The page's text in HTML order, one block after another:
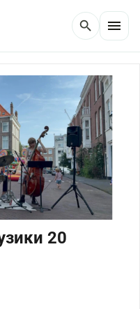
search menu
20